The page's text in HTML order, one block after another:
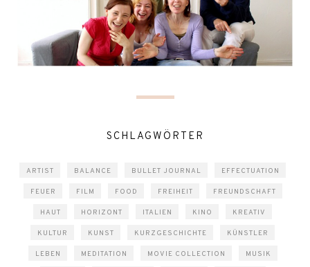
SCHLAGWÖRTER
ARTIST BALANCE BULLET JOURNAL EFFECTUATION
FEUER FILM FOOD FREIHEIT FREUNDSCHAFT
HAUT HORIZONT ITALIEN KINO KREATIV
KULTUR KUNST KURZGESCHICHTE KÜNSTLER
LEBEN MEDITATION MOVIE COLLECTION MUSIK